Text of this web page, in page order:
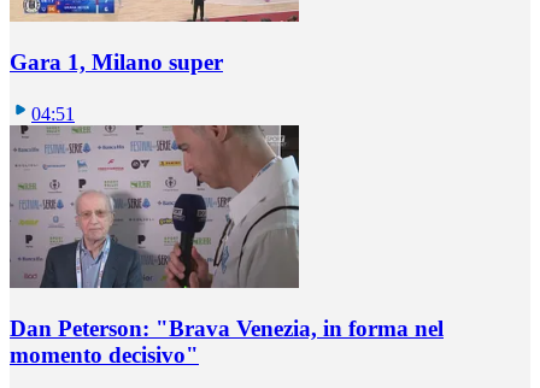
Gara 1, Milano super
04:51
Dan Peterson: "Brava Venezia, in forma nel
momento decisivo"